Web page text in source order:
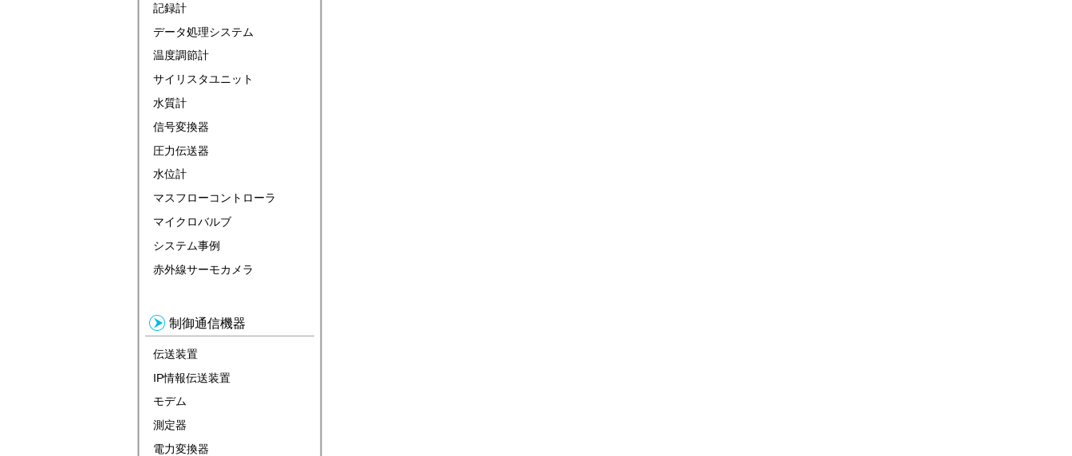
記録計
データ処理システム
温度調節計
サイリスタユニット
水質計
信号変換器
圧力伝送器
水位計
マスフローコントローラ
マイクロバルブ
システム事例
赤外線サーモカメラ
制御通信機器
伝送装置
IP情報伝送装置
モデム
測定器
電力変換器